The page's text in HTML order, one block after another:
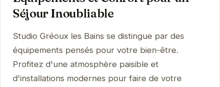
Séjour Inoubliable
Studio Gréoux les Bains se distingue par des
équipements pensés pour votre bien-être.
Profitez d'une atmosphère paisible et
d'installations modernes pour faire de votre